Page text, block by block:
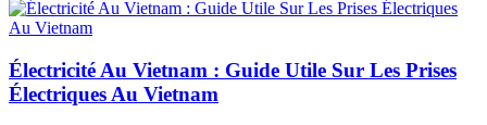
Électricité Au Vietnam : Guide Utile Sur Les Prises
Électriques Au Vietnam